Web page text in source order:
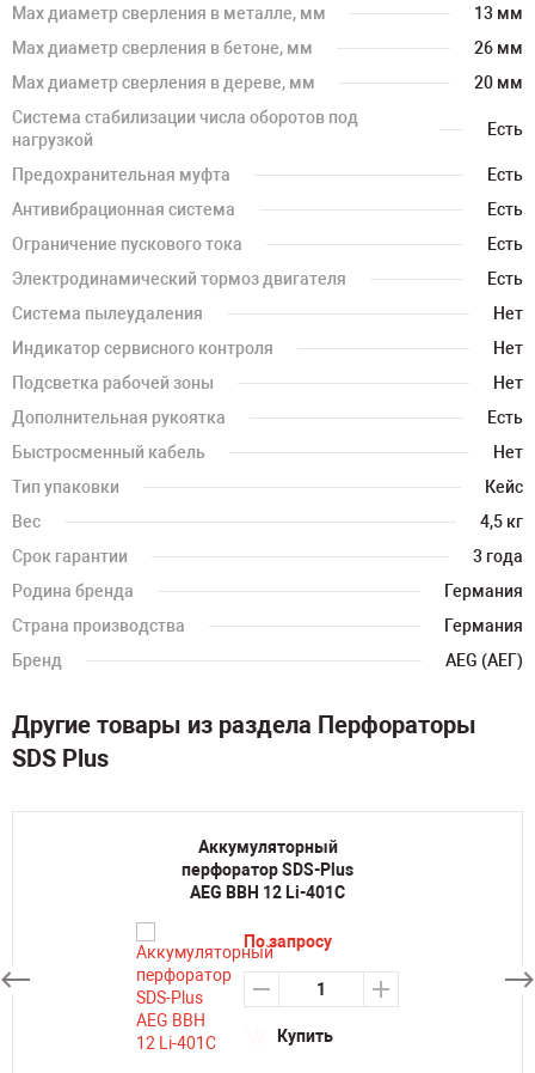
Мах диаметр сверления в металле, мм
13 мм
Мах диаметр сверления в бетоне, мм
26 мм
Мах диаметр сверления в дереве, мм
20 мм
Система стабилизации числа оборотов под
нагрузкой
Есть
Предохранительная муфта
Есть
Антивибрационная система
Есть
Ограничение пускового тока
Есть
Электродинамический тормоз двигателя
Есть
Система пылеудаления
Нет
Индикатор сервисного контроля
Нет
Подсветка рабочей зоны
Нет
Дополнительная рукоятка
Есть
Быстросменный кабель
Нет
Тип упаковки
Кейс
Вес
4,5 кг
Срок гарантии
3 года
Родина бренда
Германия
Страна производства
Германия
Бренд
AEG (АЕГ)
Другие товары из раздела Перфораторы
SDS Plus
Аккумуляторный
перфоратор SDS-Plus
AEG BBH 12 Li-401C
По запросу
Купить